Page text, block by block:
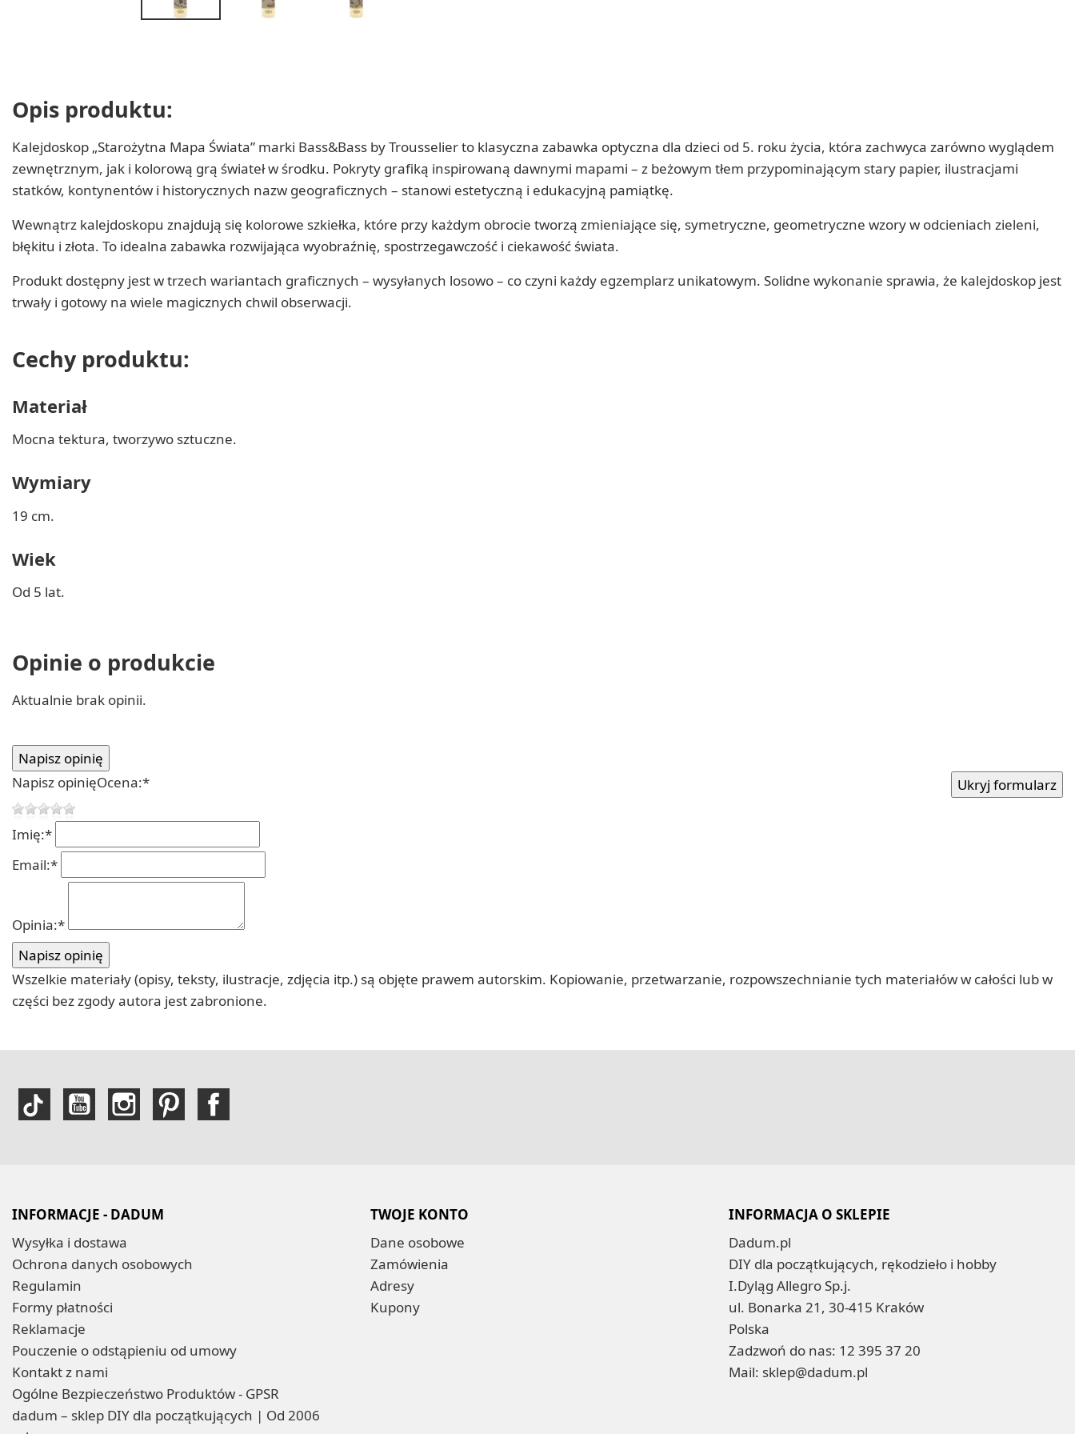
Opis produktu:
Kalejdoskop „Starożytna Mapa Świata” marki Bass&Bass by Trousselier to klasyczna zabawka optyczna dla dzieci od 5. roku życia, która zachwyca zarówno wyglądem
zewnętrznym, jak i kolorową grą świateł w środku. Pokryty grafiką inspirowaną dawnymi mapami – z beżowym tłem przypominającym stary papier, ilustracjami
statków, kontynentów i historycznych nazw geograficznych – stanowi estetyczną i edukacyjną pamiątkę.
Wewnątrz kalejdoskopu znajdują się kolorowe szkiełka, które przy każdym obrocie tworzą zmieniające się, symetryczne, geometryczne wzory w odcieniach zieleni,
błękitu i złota. To idealna zabawka rozwijająca wyobraźnię, spostrzegawczość i ciekawość świata.
Produkt dostępny jest w trzech wariantach graficznych – wysyłanych losowo – co czyni każdy egzemplarz unikatowym. Solidne wykonanie sprawia, że kalejdoskop jest
trwały i gotowy na wiele magicznych chwil obserwacji.
Cechy produktu:
Materiał
Mocna tektura, tworzywo sztuczne.
Wymiary
19 cm.
Wiek
Od 5 lat.
Opinie o produkcie
Aktualnie brak opinii.
Napisz opinięOcena:*
Imię:*
Email:*
Opinia:*
Wszelkie materiały (opisy, teksty, ilustracje, zdjęcia itp.) są objęte prawem autorskim. Kopiowanie, przetwarzanie, rozpowszechnianie tych materiałów w całości lub w
części bez zgody autora jest zabronione.
INFORMACJE - DADUM
Wysyłka i dostawa
Ochrona danych osobowych
Regulamin
Formy płatności
Reklamacje
Pouczenie o odstąpieniu od umowy
Kontakt z nami
Ogólne Bezpieczeństwo Produktów - GPSR
dadum – sklep DIY dla początkujących | Od 2006
TWOJE KONTO
Dane osobowe
Zamówienia
Adresy
Kupony
INFORMACJA O SKLEPIE
Dadum.pl
DIY dla początkujących, rękodzieło i hobby
I.Dyląg Allegro Sp.j.
ul. Bonarka 21, 30-415 Kraków
Polska
Zadzwoń do nas: 12 395 37 20
Mail: sklep@dadum.pl